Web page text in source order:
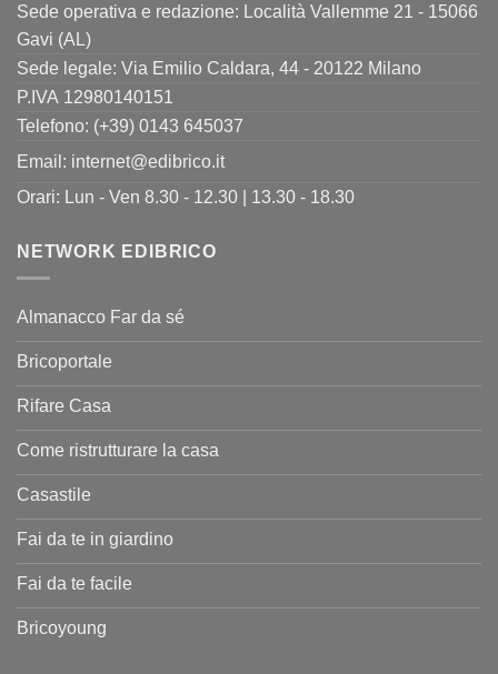
Sede operativa e redazione: Località Vallemme 21 - 15066
Gavi (AL)
Sede legale: Via Emilio Caldara, 44 - 20122 Milano
P.IVA 12980140151
Telefono: (+39) 0143 645037
Email: internet@edibrico.it
Orari: Lun - Ven 8.30 - 12.30 | 13.30 - 18.30
NETWORK EDIBRICO
Almanacco Far da sé
Bricoportale
Rifare Casa
Come ristrutturare la casa
Casastile
Fai da te in giardino
Fai da te facile
Bricoyoung